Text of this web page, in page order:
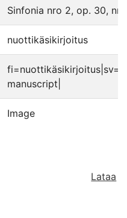
Sinfonia nro 2, op. 30,
nuottikäsikirjoitus
manuscript|
Image
Lataa